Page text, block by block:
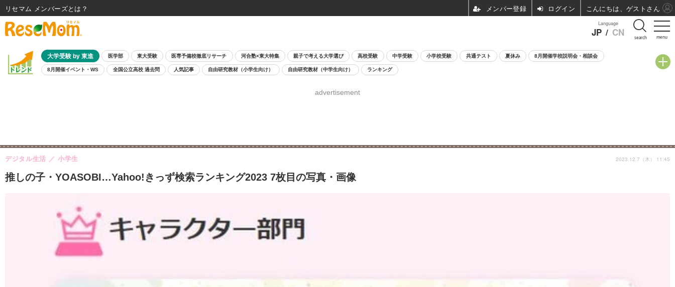
menu
Language
JP / CN search
大学受験 by 東進 医学部 東大受験 医専予備校徹底リサーチ 河合塾×東大特集 親子で考える大学選び 高校受験 中学受験 小学校受験 共通テスト 夏休み 8月開催学校説明会・相談会
8月開催イベント・WS 全国公立高校 過去問 人気記事 自由研究教材（小学生向け） 自由研究教材（中学生向け） ランキング
advertisement
推しの子・YOASOBI…Yahoo!きっず検索ランキング2023 7枚目の写真・画像
デジタル生活 小学生 2023.12.7（木） 11:45
リセマム メンバーズ ログイン こんにちは、ゲストさん